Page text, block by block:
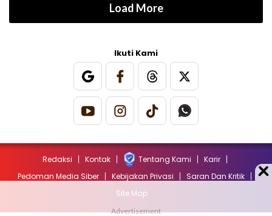
Load More
Ikuti Kami
Redaksi Kontak Tentang Kami
Karir
Pedoman Media Siber
Kebijakan Privasi
Saran Dan Kritik
Site Map